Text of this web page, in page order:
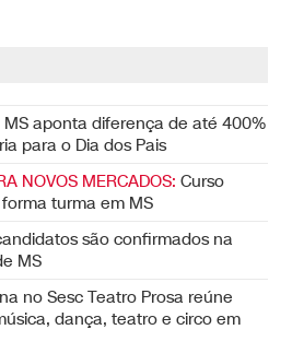
MS aponta diferença de até 400%
para o Dia dos Pais
NOVOS MERCADOS: Curso
turma em MS
são confirmados na
MS
no Sesc Teatro Prosa reúne
dança, teatro e circo em